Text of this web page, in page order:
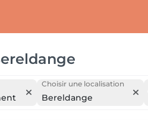
Choisir une localisation
Bereldange